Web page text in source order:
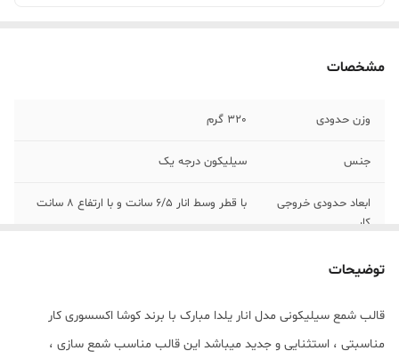
مشخصات
وزن حدودی 320 گرم
جنس سیلیکون درجه یک
ابعاد حدودی خروجی
کار
با قطر وسط انار 6/5 سانت و با ارتفاع 8 سانت
توضیحات
قالب شمع سیلیکونی مدل انار یلدا مبارک با برند کوشا اکسسوری کار
مناسبتی ، استثنایی و جدید میباشد این قالب مناسب شمع سازی ،